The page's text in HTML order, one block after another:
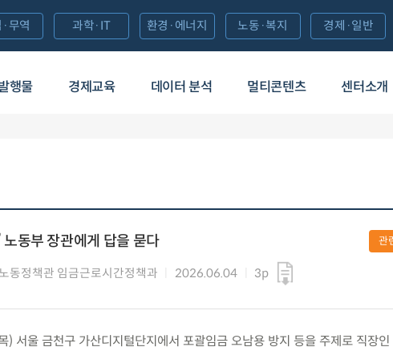
행물 경제교육 데이터 분석 멀티콘텐츠 센터소개
무역 과학·IT 환경·에너지 노동·복지 경제·일반
노동부 장관에게 답을 묻다
동정책관 임금근로시간정책과 2026.06.04 3p
관
) 서울 금천구 가산디지털단지에서 포괄임금 오남용 방지 등을 주제로 직장인